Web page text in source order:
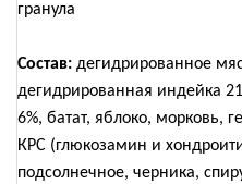
гранула
Состав: дегидрированное
дегидрированная индейка
6%, батат, яблоко, морковь,
КРС (глюкозамин и
подсолнечное, черника,